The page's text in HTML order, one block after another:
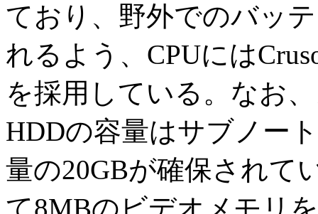
ており、野外でのバッ
れるよう、CPUには
を採用している。なお
HDDの容量はサブノー
量の20GBが確保されて